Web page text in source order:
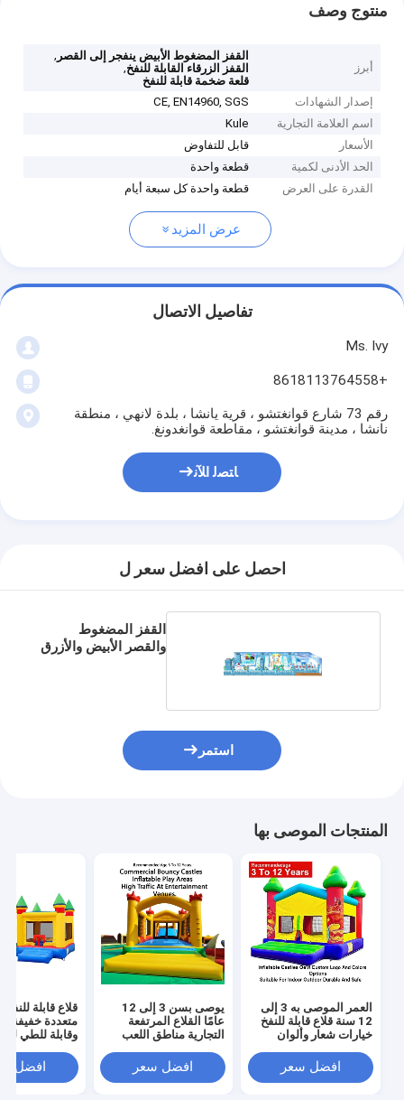
منتوج وصف
أبرز
القفز المضغوط الأبيض ينفجر إلى القصر ,
القفز الزرقاء القابلة للنفخ,
قلعة ضخمة قابلة للنفخ
إصدار الشهادات
CE, EN14960, SGS
اسم العلامة التجارية
Kule
الأسعار
قابل للتفاوض
الحد الأدنى لكمية
قطعة واحدة
القدرة على العرض
قطعة واحدة كل سبعة أيام
عرض المزيد
تفاصيل الاتصال
Ms. Ivy
+8618113764558
رقم 73 شارع قوانغتشو ، قرية يانشا ، بلدة لانهي ، منطقة
نانشا ، مدينة قوانغتشو ، مقاطعة قوانغدونغ.
ﺎﺘﺼﻟ ﺍﻶﻧ
احصل على افضل سعر ل
القفز المضغوط
والقصر الأبيض والأزرق
استمر
المنتجات الموصى بها
العمر الموصى به 3 إلى
12 سنة قلاع قابلة للنفخ
خيارات شعار وألوان
المصنعة الأصلية مناسبة
للاستخدام الداخلي
افضل سعر
يوصى بسن 3 إلى 12
عامًا القلاع المرتفعة
التجارية مناطق اللعب
لحركة المرور الكبيرة في
أماكن الترفيه
افضل سعر
قلاع قابلة للنفخ
متعددة خفيفة
وقابلة للطي
للمناسبات
افضل